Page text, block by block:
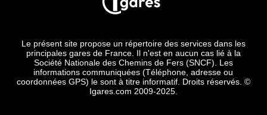
Le présent site propose un répertoire des services dans les
principales gares de France. Il n'est en aucun cas lié à la
Société Nationale des Chemins de Fers (SNCF). Les
informations communiquées (Téléphone, adresse ou
coordonnées GPS) le sont à titre informatif. Droits réservés. ©
Igares.com 2009-2025.